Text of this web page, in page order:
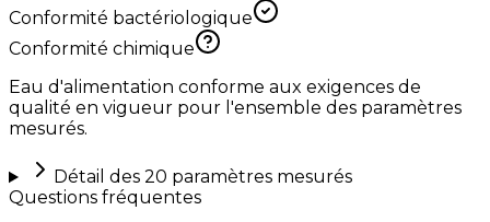
Conformité bactériologique
Conformité chimique
Eau d'alimentation conforme aux exigences de
qualité en vigueur pour l'ensemble des paramètres
mesurés.
Détail des 20 paramètres mesurés
Questions fréquentes